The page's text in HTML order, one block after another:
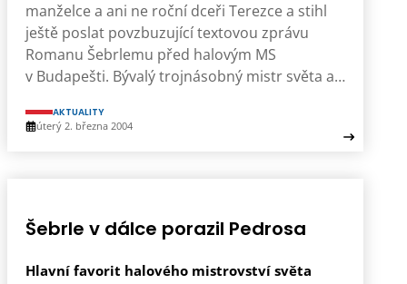
manželce a ani ne roční dceři Terezce a stihl
ještě poslat povzbuzující textovou zprávu
Romanu Šebrlemu před halovým MS
v Budapešti. Bývalý trojnásobný mistr světa a…
AKTUALITY
úterý 2. března 2004
Šebrle v dálce porazil Pedrosa
Hlavní favorit halového mistrovství světa